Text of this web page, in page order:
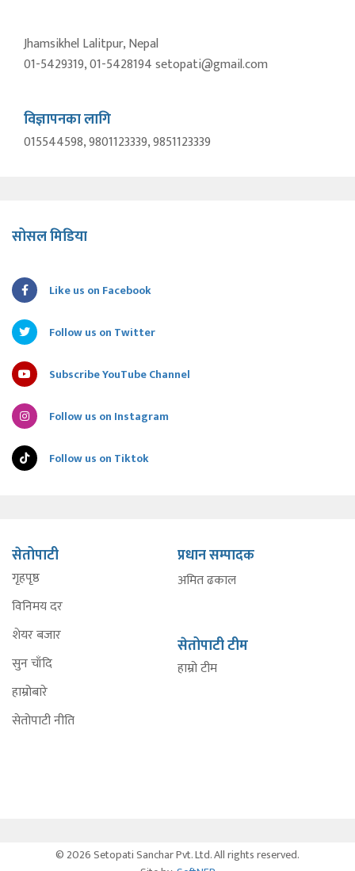
Jhamsikhel Lalitpur, Nepal
01-5429319, 01-5428194 setopati@gmail.com
विज्ञापनका लागि
015544598, 9801123339, 9851123339
सोसल मिडिया
Like us on Facebook
Follow us on Twitter
Subscribe YouTube Channel
Follow us on Instagram
Follow us on Tiktok
सेतोपाटी
गृहपृष्ठ
विनिमय दर
शेयर बजार
सुन चाँदि
हाम्रोबारे
सेतोपाटी नीति
प्रधान सम्पादक
अमित ढकाल
सेतोपाटी टीम
हाम्रो टीम
© 2026 Setopati Sanchar Pvt. Ltd. All rights reserved.